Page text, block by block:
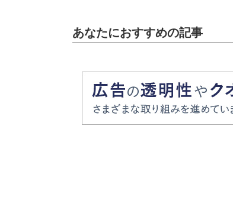
あなたにおすすめの記事